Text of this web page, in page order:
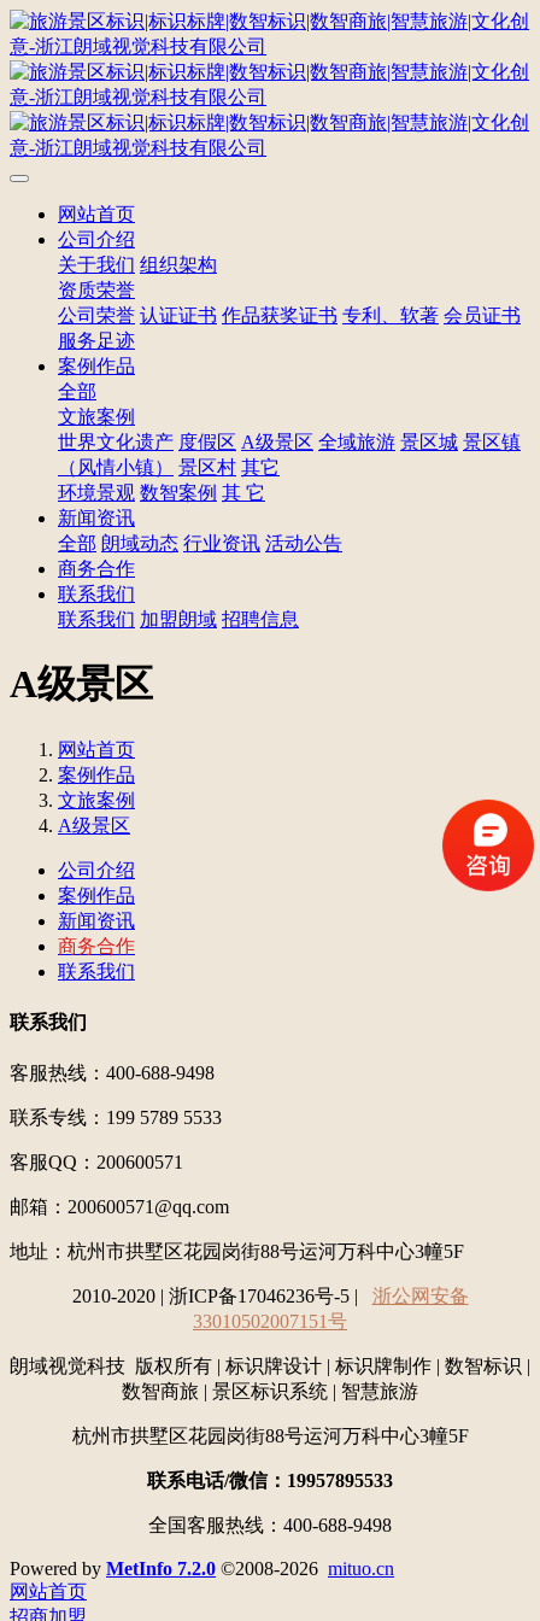
网站首页
公司介绍
关于我们 组织架构
资质荣誉
公司荣誉 认证证书 作品获奖证书 专利、软著 会员证书
服务足迹
案例作品
全部
文旅案例
世界文化遗产 度假区 A级景区 全域旅游 景区城 景区镇
（风情小镇）
景区村 其它
环境景观 数智案例 其 它
新闻资讯
全部 朗域动态 行业资讯 活动公告
商务合作
联系我们
联系我们 加盟朗域 招聘信息
A级景区
网站首页
案例作品
文旅案例
A级景区
公司介绍
案例作品
新闻资讯
商务合作
联系我们
联系我们
客服热线：400-688-9498
联系专线：199 5789 5533
客服QQ：200600571
邮箱：200600571@qq.com
地址： 杭州市拱墅区花园岗街88号运河万科中心3幢5F
2010-2020 | 浙ICP备17046236号-5 |
浙公网安备
33010502007151号
朗域视觉科技 版权所有 | 标识牌设计 | 标识牌制作 | 数智标识 |
数智商旅 | 景区标识系统 | 智慧旅游
杭州市拱墅区花园岗街88号运河万科中心3幢5F
联系电话/微信：19957895533
全国客服热线：400-688-9498
Powered by MetInfo 7.2.0 ©2008-2026 mituo.cn
网站首页